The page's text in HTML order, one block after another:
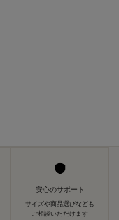
安心のサポート
サイズや商品選びなども
ご相談いただけます